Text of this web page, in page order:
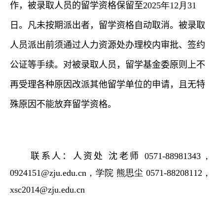
作，被录取人员的留学资格保留至2025年12 月 31
日。凡未按期派出者，留学资格自动取消。被录取
人员派出前须通过人力资源处办理校内审批、签约
公证等手续。对被录取人员，留学基金委原则上不
再受理各种原因改派其他留学单位的申请，且无特
殊原因不能放弃留学资格。
联 系 人：人资处 沈老师 0571-88981343，
0924151@zju.edu.cn ， 学院 熊思尘 0571-88208112，
xsc2014@zju.edu.cn